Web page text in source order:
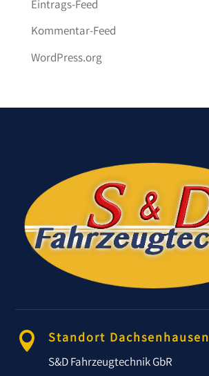
Eintrags-Feed
Kommentar-Feed
WordPress.org
 Standort Dachsenhausen
S&D Fahrzeugtechnik GbR